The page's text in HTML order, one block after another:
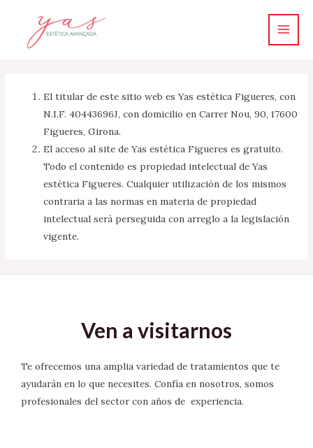
contenido
Main
El titular de este sitio web es Yas estètica Figueres, con
N.I.F. 40443696J, con domicilio enCarrer Nou, 90, 17600
Figueres, Girona.
El acceso al site de Yas estètica Figueres es gratuito.
Todo el contenido es propiedad intelectual de Yas
estètica Figueres. Cualquier utilización de los mismos
contraria a las normas en materia de propiedad
intelectual será perseguida con arreglo a la legislación
vigente.
Ven a visitarnos
Te ofrecemos una amplia variedad de tratamientos que te
ayudarán en lo que necesites. Confía en nosotros, somos
profesionales del sector con años de experiencia.